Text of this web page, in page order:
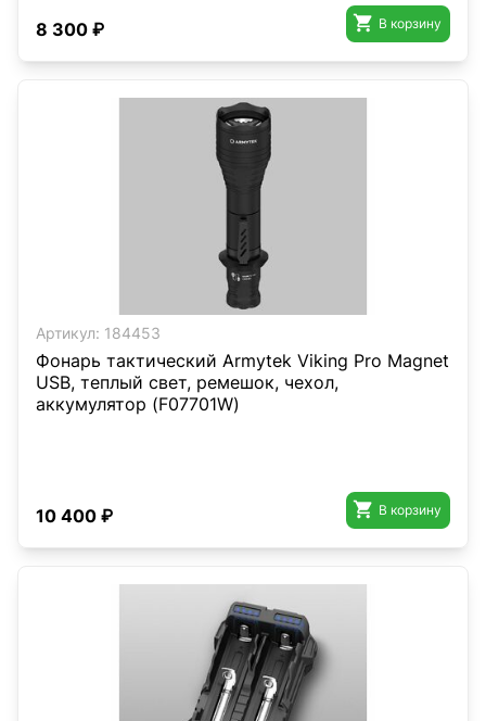
8 300 ₽  В корзину
Артикул: 184453
Фонарь тактический Armytek Viking Pro Magnet
USB, теплый свет, ремешок, чехол,
аккумулятор (F07701W)
10 400 ₽  В корзину